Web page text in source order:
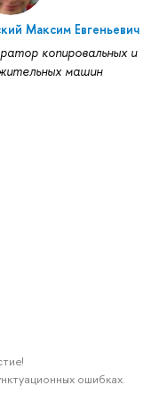
Максим Евгеньевич
копировальных и
машин
ошибках.